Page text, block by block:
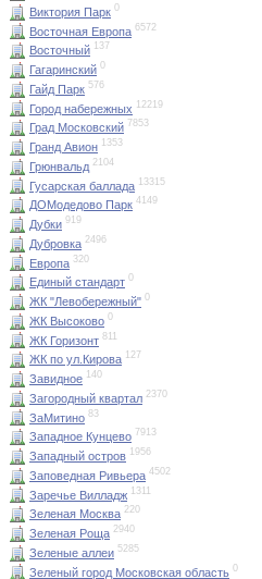
Виктория Парк 0
Восточная Европа 6572
Восточный 137
Гагаринский 0
Гайд Парк 576
Город набережных 12219
Град Московский 7853
Гранд Авион 1353
Грюнвальд 2104
Гусарская баллада 13315
ДОМодедово Парк 4149
Дубки 919
Дубровка 2496
Европа 320
Единый стандарт 0
ЖК "Левобережный" 0
ЖК Высоково 0
ЖК Горизонт 811
ЖК по ул.Кирова 127
Завидное 140
Загородный квартал 2370
ЗаМитино 83
Западное Кунцево 7913
Западный остров 1956
Заповедная Ривьера 4502
Заречье Вилладж 1311
Зеленая Москва 220
Зеленая Роща 2940
Зеленые аллеи 5285
Зеленый город Московская область 0